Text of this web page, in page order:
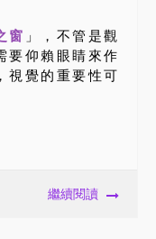
窗 」，不管是觀
要仰賴眼睛來作
視覺的重要性可
繼續閱讀